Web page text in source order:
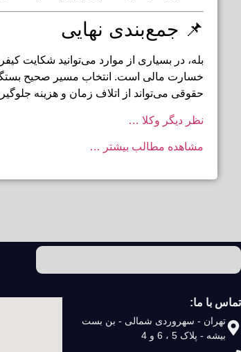
📌 جمع‌بندی نهایی
بله، در بسیاری از موارد می‌توانید شکایت
خسارت مالی است. انتخاب مسیر صحیح
حقوقی می‌تواند از اتلاف زمان و هزینه
نظر دیگر وکلا …
مشاهده مطالب بیشتر …
تماس با ما:
تهران - سهروردی شمالی - بن بست
بیشه - پلاک 5 ، 6 و 4